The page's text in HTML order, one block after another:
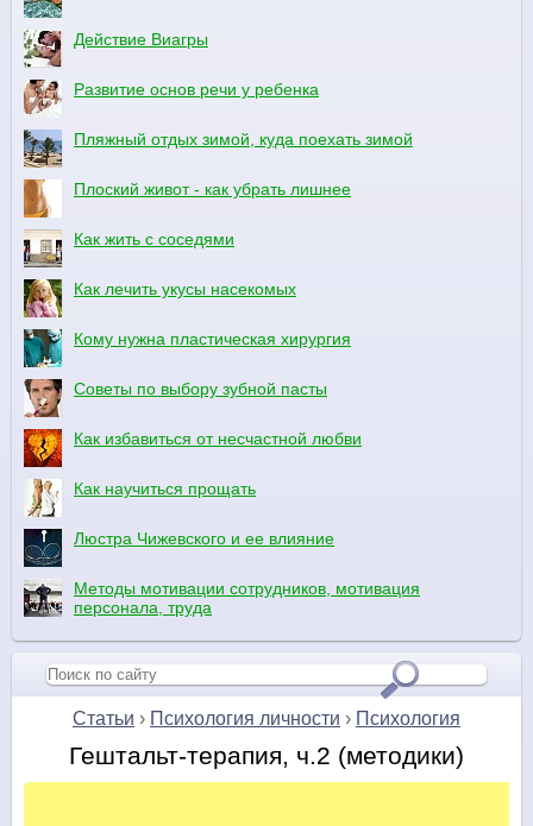
Действие Виагры
Развитие основ речи у ребенка
Пляжный отдых зимой, куда поехать зимой
Плоский живот - как убрать лишнее
Как жить с соседями
Как лечить укусы насекомых
Кому нужна пластическая хирургия
Советы по выбору зубной пасты
Как избавиться от несчастной любви
Как научиться прощать
Люстра Чижевского и ее влияние
Методы мотивации сотрудников, мотивация
персонала, труда
Статьи › Психология личности › Психология
Гештальт-терапия, ч.2 (методики)